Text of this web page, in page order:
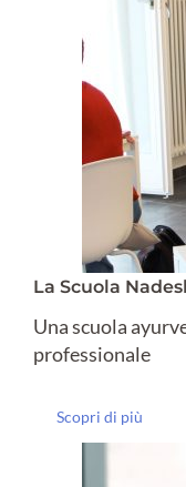
La Scuola
Una scuola
professionale
Scopri di più